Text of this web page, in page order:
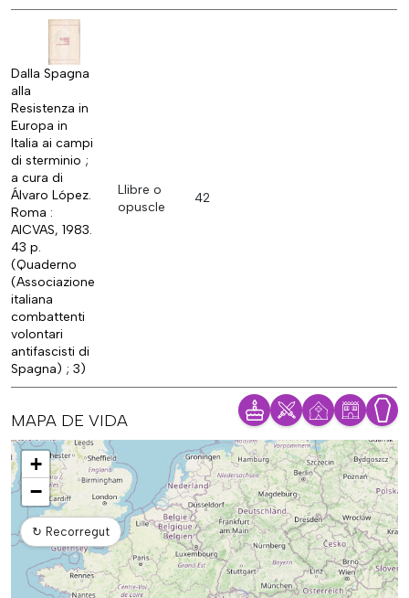
Dalla Spagna
alla
Resistenza in
Europa in
Italia ai campi
di sterminio ;
a cura di
Álvaro López.
Roma :
AICVAS, 1983.
43 p.
(Quaderno
(Associazione
italiana
combattenti
volontari
antifascisti di
Spagna) ; 3)
Llibre o
opuscle
42
MAPA DE VIDA
Mapa
+
−
↻ Recorregut